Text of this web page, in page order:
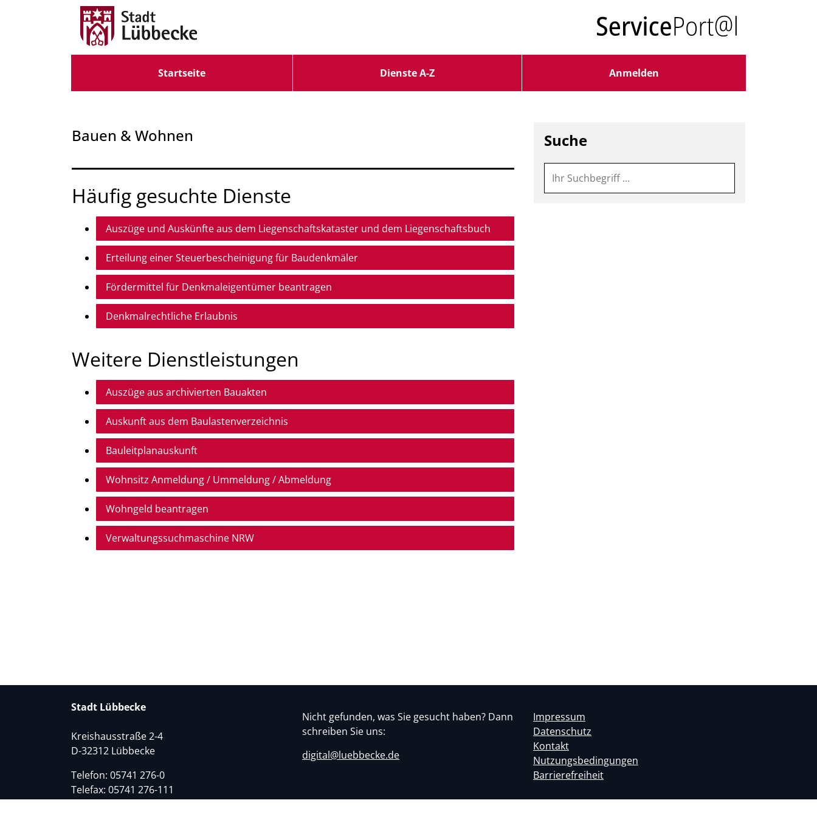
Zum Hauptinhalt springen
Startseite Dienste A-Z Anmelden
Bauen & Wohnen
Häufig gesuchte Dienste
Auszüge und Auskünfte aus dem Liegenschaftskataster und dem Liegenschaftsbuch
Erteilung einer Steuerbescheinigung für Baudenkmäler
Fördermittel für Denkmaleigentümer beantragen
Denkmalrechtliche Erlaubnis
Weitere Dienstleistungen
Auszüge aus archivierten Bauakten
Auskunft aus dem Baulastenverzeichnis
Bauleitplanauskunft
Wohnsitz Anmeldung / Ummeldung / Abmeldung
Wohngeld beantragen
Verwaltungssuchmaschine NRW
Suche
Stadt Lübbecke
Kreishausstraße 2-4
D-32312 Lübbecke
Telefon: 05741 276-0
Telefax: 05741 276-111
E-mail:info@luebbecke.de
Nicht gefunden, was Sie gesucht haben? Dann
schreiben Sie uns:
digital@luebbecke.de
Impressum
Datenschutz
Kontakt
Nutzungsbedingungen
Barrierefreiheit